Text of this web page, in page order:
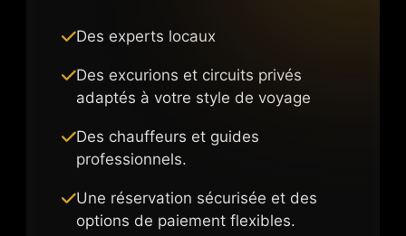
Des experts locaux
Des excurions et circuits privés
adaptés à votre style de voyage
Des chauffeurs et guides
professionnels.
Une réservation sécurisée et des
options de paiement flexibles.